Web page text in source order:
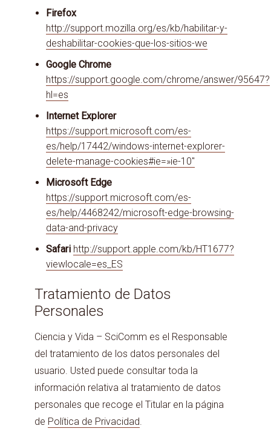
Firefox
http://support.mozilla.org/es/kb/habilitar-y-
deshabilitar-cookies-que-los-sitios-we
Google Chrome
https://support.google.com/chrome/answer/95647?
hl=es
Internet Explorer
https://support.microsoft.com/es-
es/help/17442/windows-internet-explorer-
delete-manage-cookies#ie=»ie-10″
Microsoft Edge
https://support.microsoft.com/es-
es/help/4468242/microsoft-edge-browsing-
data-and-privacy
Safari http://support.apple.com/kb/HT1677?
viewlocale=es_ES
Tratamiento de Datos
Personales
Ciencia y Vida – SciComm es el Responsable
del tratamiento de los datos personales del
usuario. Usted puede consultar toda la
información relativa al tratamiento de datos
personales que recoge el Titular en la página
de Política de Privacidad